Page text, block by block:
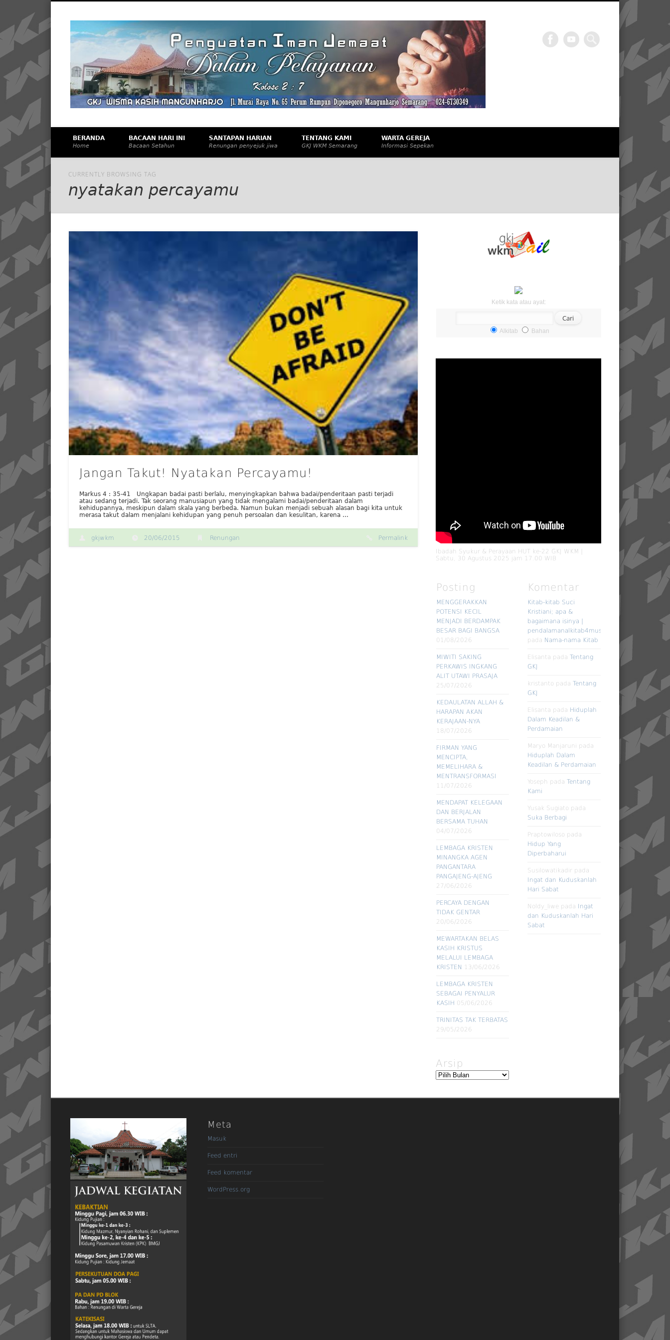
GKJ WKM
Membangun Gereja Kokoh melalui Pelayanan Holistik, Teknologi, dan Budaya Apresiatif
FacebookVimeo
BERANDA
Home
BACAAN HARI INI
Bacaan Setahun
SANTAPAN HARIAN
Renungan penyejuk jiwa
TENTANG KAMI
GKJ WKM Semarang
WARTA GEREJA
Informasi Sepekan
CURRENTLY BROWSING TAG
nyatakan percayamu
Jangan Takut! Nyatakan Percayamu!
Markus 4 : 35-41 Ungkapan badai pasti berlalu, menyingkapkan bahwa badai/penderitaan pasti terjadi
atau sedang terjadi. Tak seorang manusiapun yang tidak mengalami badai/penderitaan dalam
kehidupannya, meskipun dalam skala yang berbeda. Namun bukan menjadi sebuah alasan bagi kita untuk
merasa takut dalam menjalani kehidupan yang penuh persoalan dan kesulitan, karena …
gkjwkm 20/06/2015 Renungan Permalink
Ketik kata atau ayat:
Alkitab Bahan
Ibadah Syukur & Perayaan HUT ke-22 GKJ WKM |
Sabtu, 30 Agustus 2025 jam 17.00 WIB
Posting
MENGGERAKKAN
POTENSI KECIL
MENJADI BERDAMPAK
BESAR BAGI BANGSA
01/08/2026
MIWITI SAKING
PERKAWIS INGKANG
ALIT UTAWI PRASAJA
25/07/2026
KEDAULATAN ALLAH &
HARAPAN AKAN
KERAJAAN-NYA
18/07/2026
FIRMAN YANG
MENCIPTA,
MEMELIHARA &
MENTRANSFORMASI
11/07/2026
MENDAPAT KELEGAAN
DAN BERJALAN
BERSAMA TUHAN
04/07/2026
LEMBAGA KRISTEN
MINANGKA AGEN
PANGANTARA
PANGAJENG-AJENG
27/06/2026
PERCAYA DENGAN
TIDAK GENTAR
20/06/2026
MEWARTAKAN BELAS
KASIH KRISTUS
MELALUI LEMBAGA
KRISTEN
13/06/2026
LEMBAGA KRISTEN
SEBAGAI PENYALUR
KASIH 05/06/2026
TRINITAS TAK TERBATAS
29/05/2026
Komentar
Kitab-kitab Suci
Kristiani; apa &
bagaimana isinya |
pendalamanalkitab4muslim
pada Nama-nama Kitab
Elisanta pada Tentang
GKJ
kristanto pada Tentang
GKJ
Elisanta pada Hiduplah
Dalam Keadilan &
Perdamaian
Maryo Manjaruni pada
Hiduplah Dalam
Keadilan & Perdamaian
Yoseph pada Tentang
Kami
Yusak Sugiato pada
Suka Berbagi
Praptowiloso pada
Hidup Yang
Diperbaharui
Susilowatikadir pada
Ingat dan Kuduskanlah
Hari Sabat
Noldy_liwe pada Ingat
dan Kuduskanlah Hari
Sabat
Arsip
Arsip
Meta
Masuk
Feed entri
Feed komentar
WordPress.org